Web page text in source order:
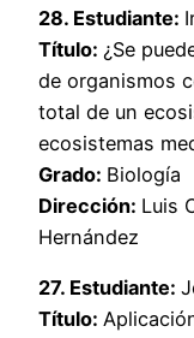
28. Estudiante:
Título: ¿Se
de organismos
total de un
ecosistemas
Grado: Biología
Dirección: Luis
Hernández
27. Estudiante:
Título: